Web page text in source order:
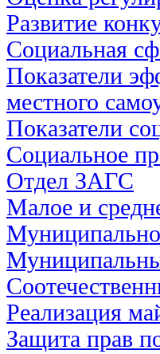
Развитие
Социальная
Показатели
местного
Показатели
Социальное
Отдел ЗАГС
Малое и
Реализация
Защита прав